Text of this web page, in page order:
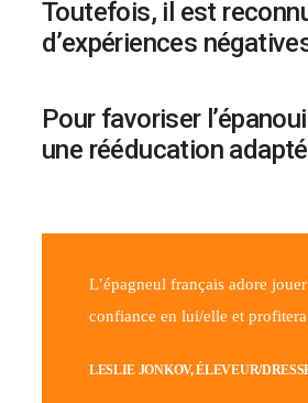
Toutefois, il est
d’expériences
Pour favoriser
une rééducation
L’épagneul français adore
confiance en lui/elle et
LESLIE JONKOV, ÉLEVEUR/